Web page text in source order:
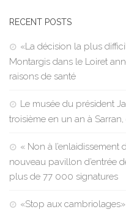
RECENT POSTS
«La décision la plus
Montargis dans le Loiret
raisons de santé
Le musée du président
troisième en un an à
« Non à l’enlaidissement
nouveau pavillon d’entrée
plus de 77 000 signatures
«Stop aux